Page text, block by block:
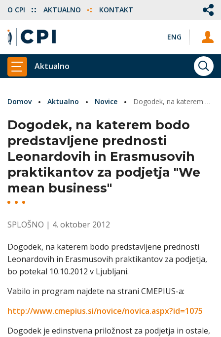
ENG
O CPI AKTUALNO KONTAKT
PRIKAŽI GLAVNI MENI
Aktualno
Domov Aktualno Novice Dogodek, na katerem bodo predstavljene prednosti Leonardovih in Erasmusovih praktikantov za podjetja "We mean business"
Dogodek, na katerem bodo
predstavljene prednosti
Leonardovih in Erasmusovih
praktikantov za podjetja "We
mean business"
SPLOŠNO | 4. oktober 2012
Dogodek, na katerem bodo predstavljene prednosti
Leonardovih in Erasmusovih praktikantov za podjetja,
bo potekal 10.10.2012 v Ljubljani.
Vabilo in program najdete na strani CMEPIUS-a:
http://www.cmepius.si/novice/novica.aspx?id=1075
Dogodek je edinstvena priložnost za podjetja in ostale,